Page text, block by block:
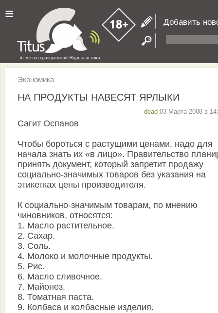
≡ Добавить
Экономика
НА ПРОДУКТЫ НАВЕСЯТ ЯРЛЫКИ
dead 03 Марта 2008 в
Сагит Оспанов
Чтобы бороться с растущими ценами, надо для
начала знать их «в лицо». Правительство
принять документ, который запретит продажу
социально-значимых товаров без указания на
этикетках цены производителя.
К социально-значимым товарам, по мнению
чиновников, относятся:
1. Масло растительное.
2. Сахар.
3. Соль.
4. Молоко и молочные продукты.
5. Рис.
6. Масло сливочное.
7. Майонез.
8. Томатная паста.
9. Колбаса и колбасные изделия.